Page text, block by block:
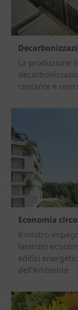
La produzione
costante e
Economia
Il nostro
laterizio
edifici
dell'Ambiente